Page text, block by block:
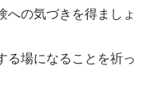
への気づきを得ましょ
る場になることを祈っ